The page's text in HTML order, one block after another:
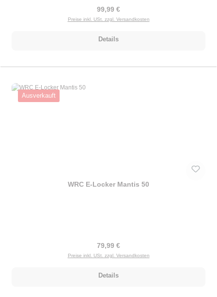
Regulärer Preis:
99,99 €
Preise inkl. USt. zzgl. Versandkosten
Details
Ausverkauft
WRC E-Locker Mantis 50
Regulärer Preis:
79,99 €
Preise inkl. USt. zzgl. Versandkosten
Details